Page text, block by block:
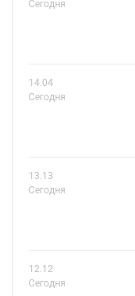
Сегодня
14.04
Сегодня
13.13
Сегодня
12.12
Сегодня